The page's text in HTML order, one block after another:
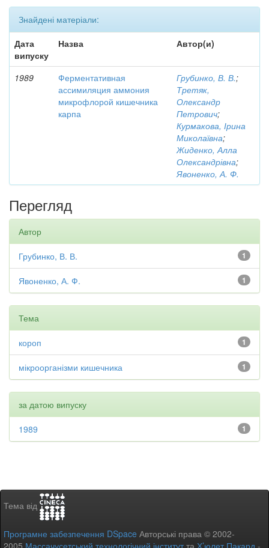
Знайдені матеріали:
Дата
випуску
Назва Автор(и)
1989
Ферментативная
ассимиляция аммония
микрофлорой кишечника
карпа
Грубинко, В. В.;
Третяк,
Олександр
Петрович;
Курмакова, Ірина
Миколаївна;
Жиденко, Алла
Олександрівна;
Явоненко, А. Ф.
Перегляд
Автор
1
Грубинко, В. В.
1
Явоненко, А. Ф.
Тема
1
короп
1
мікроорганізми кишечника
за датою випуску
1
1989
Тема від
Програмне забезпечення DSpace Авторські права © 2002-
2005 Массачусетський технологічний інститутта Х’юлет Пакард -